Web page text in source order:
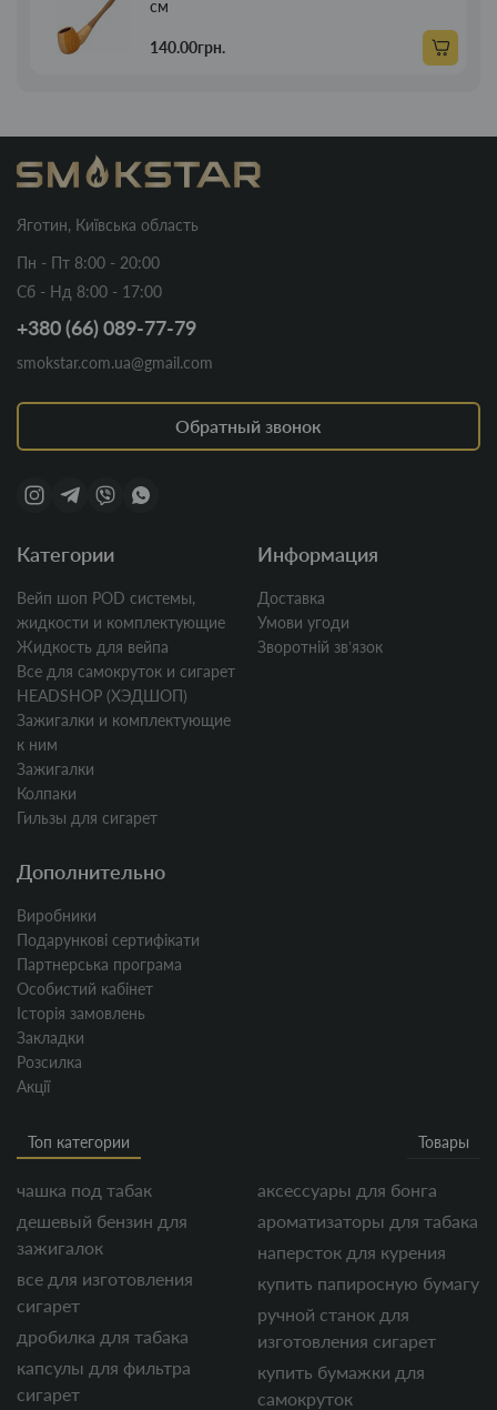
см
140.00грн.
Яготин, Київська область
Пн - Пт 8:00 - 20:00
Сб - Нд 8:00 - 17:00
+380 (66) 089-77-79
smokstar.com.ua@gmail.com
Обратный звонок
Категории
Вейп шоп POD системы,
жидкости и комплектующие
Жидкость для вейпа
Все для самокруток и сигарет
HEADSHOP (ХЭДШОП)
Зажигалки и комплектующие
к ним
Зажигалки
Колпаки
Гильзы для сигарет
Информация
Доставка
Умови угоди
Зворотній звʼязок
Дополнительно
Виробники
Подарункові сертифікати
Партнерська програма
Особистий кабінет
Історія замовлень
Закладки
Розсилка
Акції
Топ категории Товары
чашка под табак
дешевый бензин для
зажигалок
все для изготовления
сигарет
дробилка для табака
капсулы для фильтра
сигарет
аксессуары для бонга
ароматизаторы для табака
наперсток для курения
купить папиросную бумагу
ручной станок для
изготовления сигарет
купить бумажки для
самокруток